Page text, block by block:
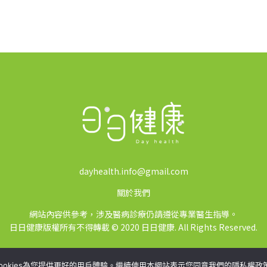
dayhealth.info@gmail.com
關於我們
網站內容供參考，涉及醫病診療仍請遵從專業醫生指導。
日日健康版權所有不得轉載 © 2020 日日健康. All Rights Reserved.